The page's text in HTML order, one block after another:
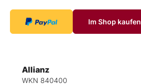
Im Shop kaufen
Allianz
WKN 840400